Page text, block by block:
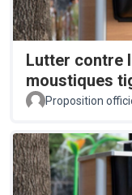
Lutter contre
moustiques
Proposition